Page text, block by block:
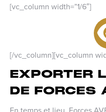
[vc_column width=”1/6″]
[/vc_column][vc_column
EXPORTER
DE FORCES